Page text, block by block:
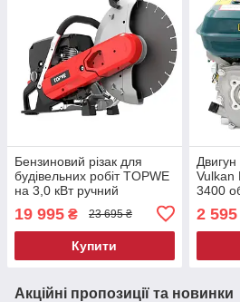
Бензиновий різак для
будівельних робіт TOPWE
на 3,0 кВт ручний
бетону та асфальту
19 995 ₴ 23 695 ₴
Купити
Vulkan
3400
для
2 595
Акційні пропозиції та новинки